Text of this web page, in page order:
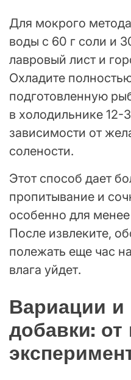
Для мокрого метода
воды с 60 г соли и
лавровый лист и
Охладите
подготовленную
в холодильнике 12-
зависимости от
солености.
Этот способ дает
пропитывание и
особенно для
После извлеките,
полежать еще час
влага уйдет.
Вариации и
добавки: от